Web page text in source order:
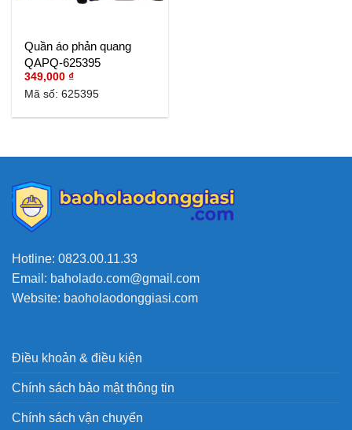
Quần áo phản quang
QAPQ-625395
349,000₫
Mã số: 625395
Hotline: 0823.00.11.33
Email: baholado.com@gmail.com
Website: baoholaodonggiasi.com
Điều khoản & điều kiện
Chính sách bảo mật thông tin
Chính sách vận chuyển